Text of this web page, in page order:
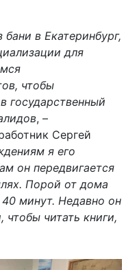
в Екатеринбург,
для
чтобы
государственный
, –
Сергей
я его
он передвигается
Порой от дома
минут. Недавно он
чтобы читать книги,